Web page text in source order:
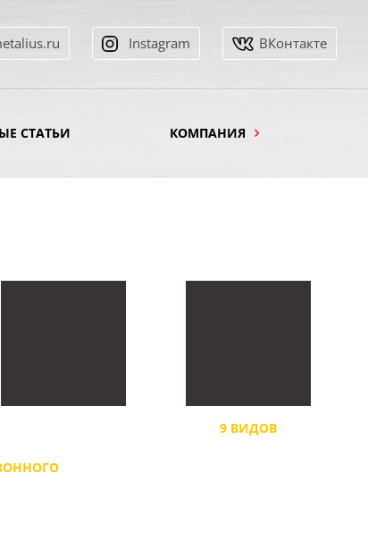
Instagram ВКонтакте
СТАТЬИ КОМПАНИЯ
9 ВИДОВ